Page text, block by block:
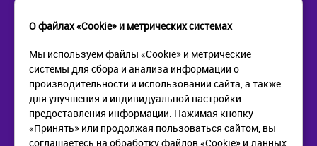
КОМПАНИЯ
О компании
Новости
Контакты
ПОМОЩЬ
Как купить
Доставка
Возврат
О файлах «Cookie» и метрических системах
Мы используем файлы «Cookie» и метрические
системы для сбора и анализа информации о
производительности и использовании сайта, а также
для улучшения и индивидуальной настройки
предоставления информации. Нажимая кнопку
«Принять» или продолжая пользоваться сайтом, вы
соглашаетесь на обработку файлов «Cookie» и данных